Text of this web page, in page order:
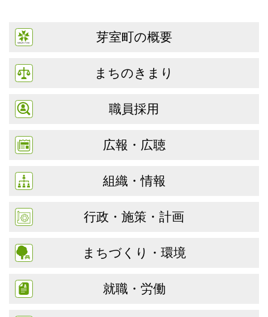
芽室町の概要
まちのきまり
職員採用
広報・広聴
組織・情報
行政・施策・計画
まちづくり・環境
就職・労働